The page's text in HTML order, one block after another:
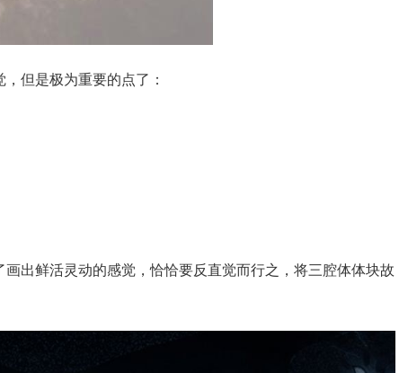
但是极为重要的点了：
出鲜活灵动的感觉，恰恰要反直觉而行之，将三腔体体块故